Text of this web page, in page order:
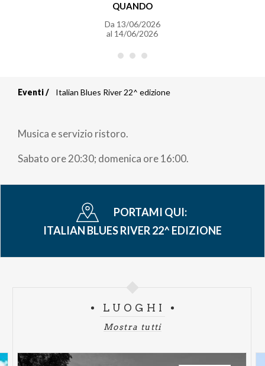
QUANDO
Da 13/06/2026
al 14/06/2026
di
pane
Eventi Italian Blues River 22^ edizione
Musica e servizio ristoro.
Sabato ore 20:30; domenica ore 16:00.
PORTAMI QUI:
ITALIAN BLUES RIVER 22^ EDIZIONE
LUOGHI
Mostra tutti